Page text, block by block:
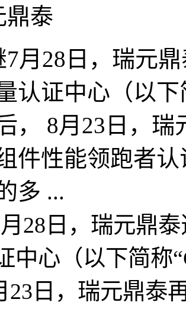
鼎泰
7月28日，瑞元
认证中心（以下
， 8月23日，
件性能领跑者
多 ...
日，瑞元鼎泰
中心（以下简称
23日，瑞元鼎泰